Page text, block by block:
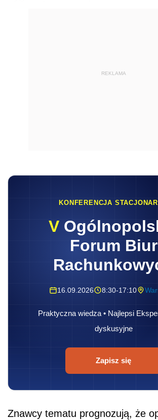
REKLAMA
KONFERENCJA
V
Forum Biur
16.09.2026 8:30-17:10
Praktyczna wiedza • Najlepsi
dyskusyjne
Zapisz się
Znawcy tematu prognozują, że